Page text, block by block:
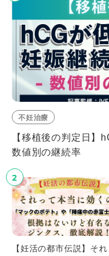
不妊治療
【移植後の判定日】
数値別の継続率
2
【妊活の都市伝説】そ